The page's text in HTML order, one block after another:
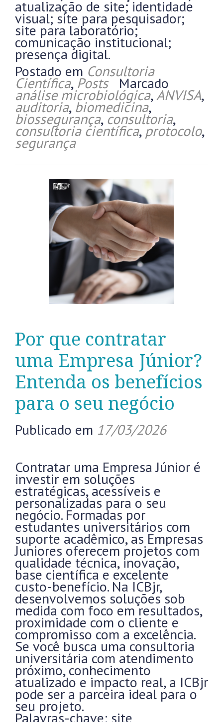
atualização de site; identidade
visual; site para pesquisador;
site para laboratório;
comunicação institucional;
presença digital.
Postado em Consultoria
Científica, Posts Marcado
análise microbiológica,ANVISA,
auditoria, biomedicina,
biossegurança, consultoria,
consultoria científica,protocolo,
segurança
Por que contratar
uma Empresa Júnior?
Entenda os benefícios
para o seu negócio
Publicado em 17/03/2026
Contratar uma Empresa Júnior é
investir em soluções
estratégicas, acessíveis e
personalizadas para o seu
negócio. Formadas por
estudantes universitários com
suporte acadêmico, as Empresas
Juniores oferecem projetos com
qualidade técnica, inovação,
base científica e excelente
custo-benefício. Na ICBjr,
desenvolvemos soluções sob
medida com foco em resultados,
proximidade com o cliente e
compromisso com a excelência.
Se você busca uma consultoria
universitária com atendimento
próximo, conhecimento
atualizado e impacto real, a ICBjr
pode ser a parceira ideal para o
seu projeto.
Palavras-chave: site